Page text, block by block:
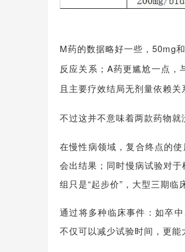
M药的数据略好一些，50mg
反应关系；A药更尴尬一点，
且主要疗效结局无剂量依赖关
不过这并不意味着两款药物就
在慢性病领域，复合终点的
会出结果；同时慢病试验对
组只是“起步价”，大型三期临
通过将多种临床事件：如卒
不仅可以减少试验时间，更能